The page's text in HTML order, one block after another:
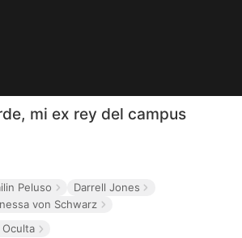
mi ex rey del campus
Peluso
Darrell Jones
von Schwarz